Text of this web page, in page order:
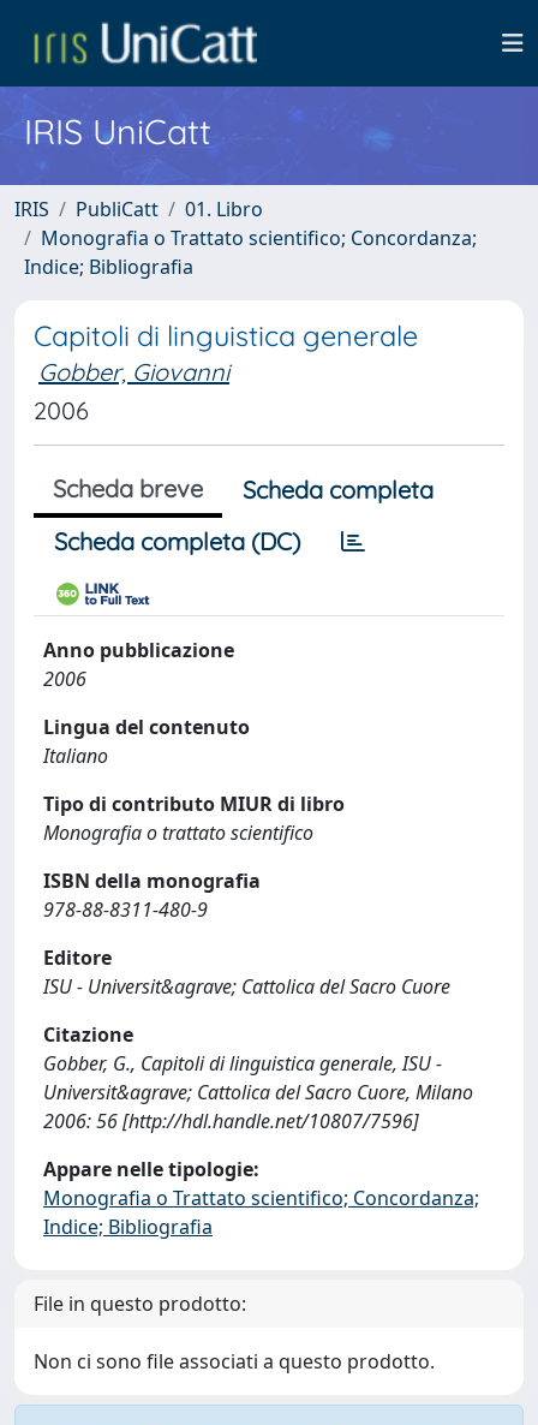
IRIS UniCatt
IRIS PubliCatt
01. Libro
Monografia o Trattato scientifico; Concordanza;
Indice; Bibliografia
Capitoli di linguistica generale
Gobber, Giovanni
2006
Scheda breve
Scheda completa
Scheda completa (DC)
Anno pubblicazione
2006
Lingua del contenuto
Italiano
Tipo di contributo MIUR di libro
Monografia o trattato scientifico
ISBN della monografia
978-88-8311-480-9
Editore
ISU - Universit&agrave; Cattolica del Sacro Cuore
Citazione
Gobber, G., Capitoli di linguistica generale, ISU -
Universit&agrave; Cattolica del Sacro Cuore, Milano
2006: 56 [http://hdl.handle.net/10807/7596]
Appare nelle tipologie:
Monografia o Trattato scientifico; Concordanza;
Indice; Bibliografia
File in questo prodotto:
Non ci sono file associati a questo prodotto.